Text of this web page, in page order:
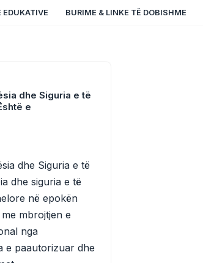
EDUKATIVE BURIME & LINKE TË DOBISHME
dhe Siguria e të
e
dhe Siguria e të
dhe siguria e të
në epokën
mbrojtjen e
nga
e paautorizuar dhe